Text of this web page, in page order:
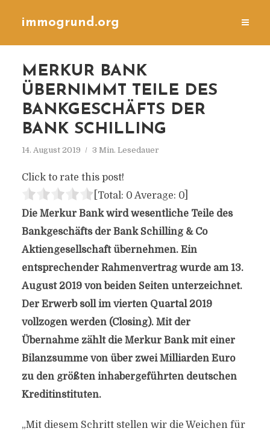
immogrund.org
MERKUR BANK
ÜBERNIMMT TEILE DES
BANKGESCHÄFTS DER
BANK SCHILLING
14. August 2019 3 Min. Lesedauer
Click to rate this post!
[Total: 0 Average: 0]
Die Merkur Bank wird wesentliche Teile des
Bankgeschäfts der Bank Schilling & Co
Aktiengesellschaft übernehmen. Ein
entsprechender Rahmenvertrag wurde am 13.
August 2019 von beiden Seiten unterzeichnet.
Der Erwerb soll im vierten Quartal 2019
vollzogen werden (Closing). Mit der
Übernahme zählt die Merkur Bank mit einer
Bilanzsumme von über zwei Milliarden Euro
zu den größten inhabergeführten deutschen
Kreditinstituten.
„Mit diesem Schritt stellen wir die Weichen für